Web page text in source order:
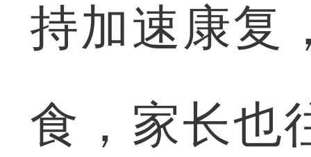
持加速康复
食，家长也